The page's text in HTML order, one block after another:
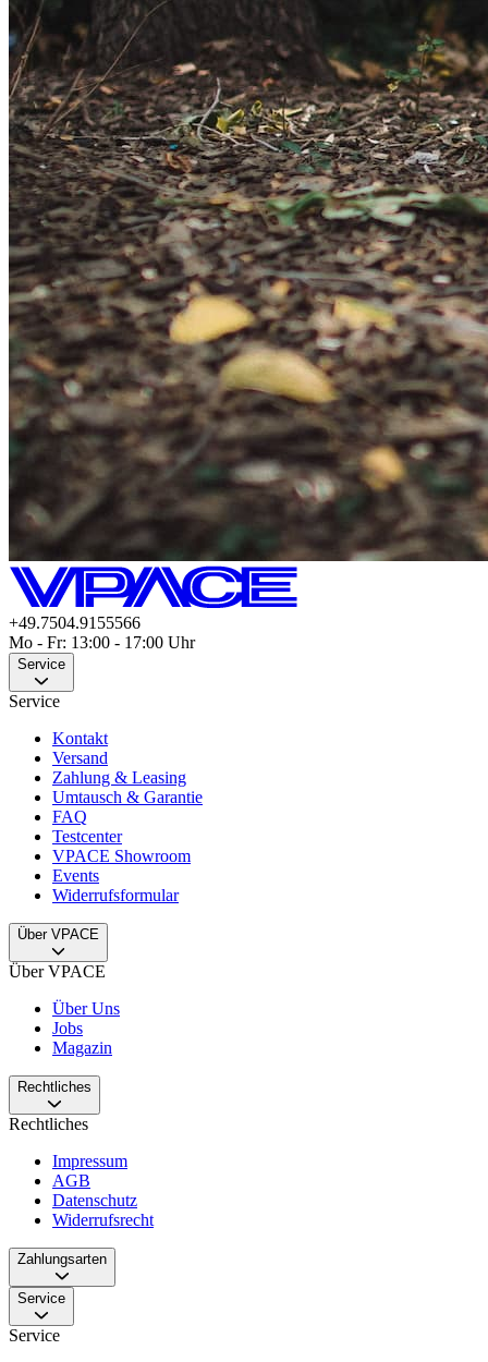
+49.7504.9155566
Mo - Fr: 13:00 - 17:00 Uhr
Service
Service
Kontakt
Versand
Zahlung & Leasing
Umtausch & Garantie
FAQ
Testcenter
VPACE Showroom
Events
Widerrufsformular
Über VPACE
Über VPACE
Über Uns
Jobs
Magazin
Rechtliches
Rechtliches
Impressum
AGB
Datenschutz
Widerrufsrecht
Zahlungsarten
Service
Service